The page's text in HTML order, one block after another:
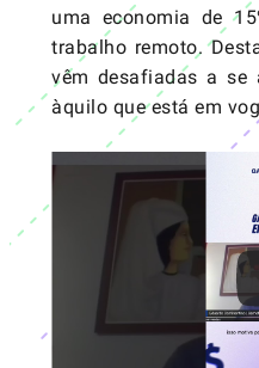
uma economia de
trabalho remoto.
vêm desafiadas a se
àquilo que está em